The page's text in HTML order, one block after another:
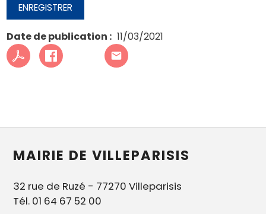
ENREGISTRER
Date de publication 11/03/2021
MAIRIE DE VILLEPARISIS
32 rue de Ruzé - 77270 Villeparisis
Tél. 01 64 67 52 00